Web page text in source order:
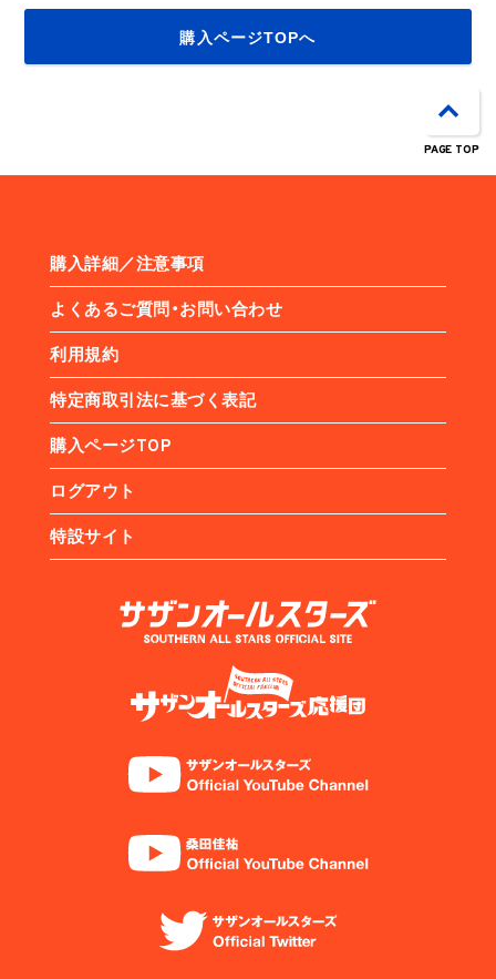
購入ページTOPへ
購入詳細／注意事項
よくあるご質問・お問い合わせ
利用規約
特定商取引法に基づく表記
購入ページTOP
ログアウト
特設サイト
PAGE TOP